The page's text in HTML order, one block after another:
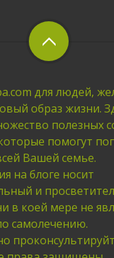
для людей,
образ жизни.
полезных
помогут
Вашей семье.
на блоге носит
и
в коей мере не
самолечению.